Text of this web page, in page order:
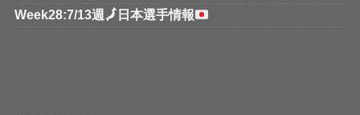
Week28:7/13週 🗾 日本選手情報